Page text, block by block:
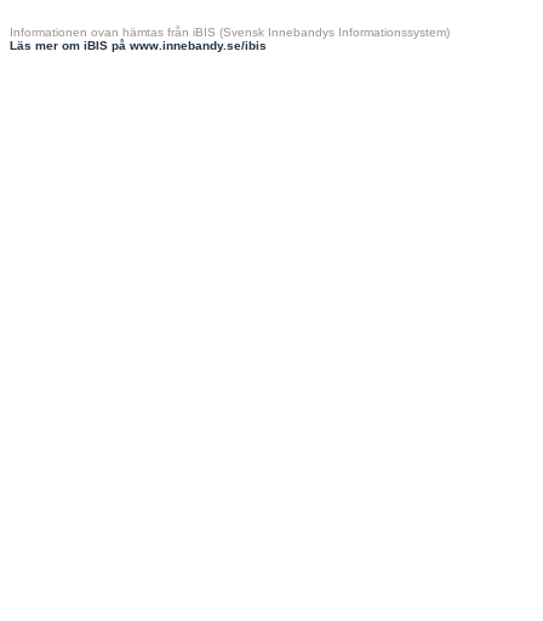
Informationen ovan hämtas från iBIS (Svensk Innebandys Informationssystem)
Läs mer om iBIS på www.innebandy.se/ibis